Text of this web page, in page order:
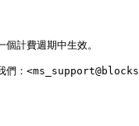
計費週期中生效。